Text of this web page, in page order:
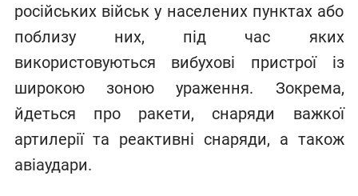
російських військ у населених пунктах або
поблизу них, під час яких
використовуються вибухові пристрої із
широкою зоною ураження. Зокрема,
йдеться про ракети, снаряди важкої
артилерії та реактивні снаряди, а також
авіаудари.